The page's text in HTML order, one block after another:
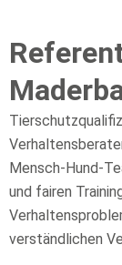
Mensch-Hund-
und fairen
verständlichen